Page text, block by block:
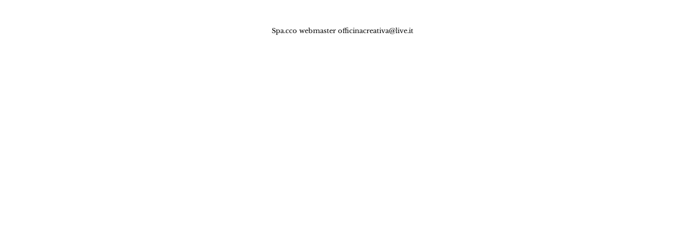
Spa.cco webmaster officinacreativa@live.it